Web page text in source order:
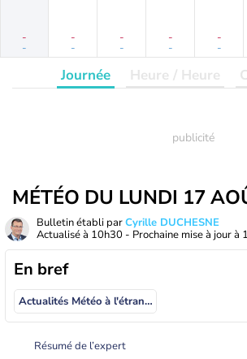
-
-
-
-
-
-
-
-
-
-
Journée Heure / Heure
MÉTÉO DU LUNDI 17
Bulletin établi parCyrille DUCHESNE
Actualisé à 10h30 - Prochaine mise à jour à
En bref
Actualités Météo à l'étranger
Résumé de l’expert